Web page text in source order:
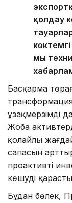
қолдау
мың
Басқарма
трансформация
ұзақмерзімді
Жоба
қолайлы
сапасын
проактивті
көшуді
Бұдан бөлек,